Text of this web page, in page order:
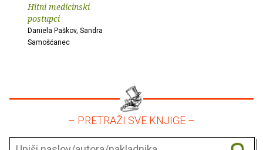
Hitni medicinski
postupci
Daniela Paškov, Sandra
Samošćanec
– PRETRAŽI SVE KNJIGE –